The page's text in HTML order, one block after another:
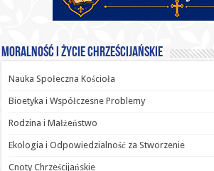
Moralność i Życie Chrześcijańskie
Nauka Społeczna Kościoła
Bioetyka i Współczesne Problemy
Rodzina i Małżeństwo
Ekologia i Odpowiedzialność za Stworzenie
Cnoty Chrześcijańskie